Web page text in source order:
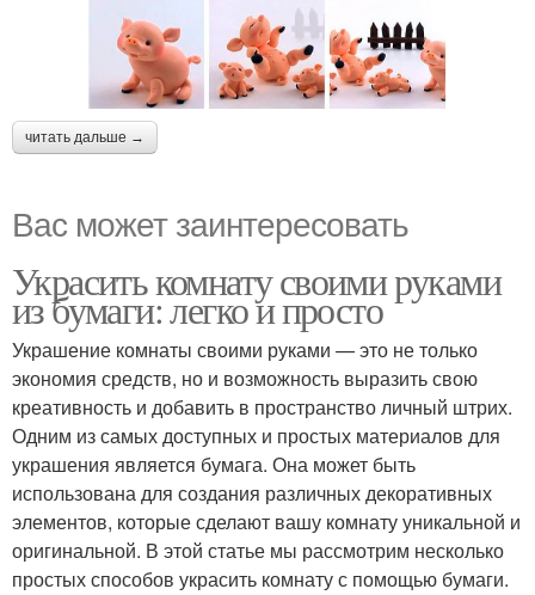
читать дальше →
Вас может заинтересовать
Украсить комнату своими руками
из бумаги: легко и просто
Украшение комнаты своими руками — это не только
экономия средств, но и возможность выразить свою
креативность и добавить в пространство личный штрих.
Одним из самых доступных и простых материалов для
украшения является бумага. Она может быть
использована для создания различных декоративных
элементов, которые сделают вашу комнату уникальной и
оригинальной. В этой статье мы рассмотрим несколько
простых способов украсить комнату с помощью бумаги.